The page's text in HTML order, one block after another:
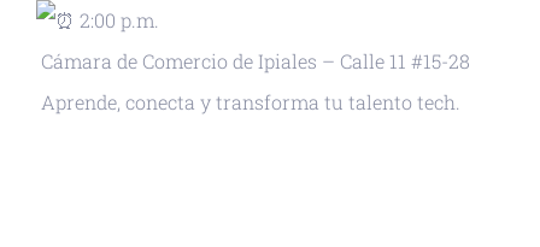
2:00 p.m.
Cámara de Comercio de Ipiales – Calle 11 #15-28
Aprende, conecta y transforma tu talento tech.